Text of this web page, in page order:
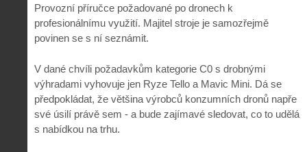
Provozní příručce požadované po dronech k
profesionálnímu využití. Majitel stroje je samozřejmě
povinen se s ní seznámit.
V dané chvíli požadavkům kategorie C0 s drobnými
výhradami vyhovuje jen Ryze Tello a Mavic Mini. Dá se
předpokládat, že většina výrobců konzumních dronů napře
své úsilí právě sem - a bude zajímavé sledovat, co to udělá
s nabídkou na trhu.